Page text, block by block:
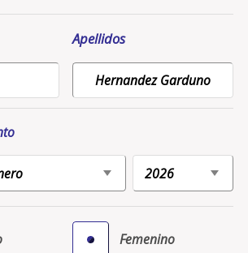
Apellidos
Femenino